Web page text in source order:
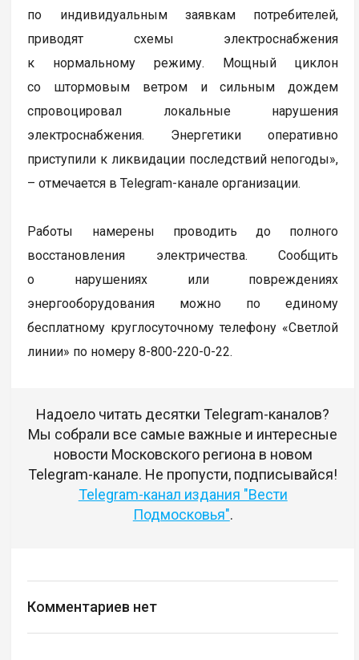
по индивидуальным заявкам потребителей,
приводят схемы электроснабжения
к нормальному режиму. Мощный циклон
со штормовым ветром и сильным дождем
спровоцировал локальные нарушения
электроснабжения. Энергетики оперативно
приступили к ликвидации последствий непогоды»,
– отмечается в Telegram-канале организации.
Работы намерены проводить до полного
восстановления электричества. Сообщить
о нарушениях или повреждениях
энергооборудования можно по единому
бесплатному круглосуточному телефону «Светлой
линии» по номеру 8-800-220-0-22.
Надоело читать десятки Telegram-каналов?
Мы собрали все самые важные и интересные
новости Московского региона в новом
Telegram-канале. Не пропусти, подписывайся!
Telegram-канал издания "Вести
Подмосковья".
Комментариев нет